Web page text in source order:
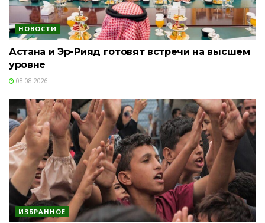
НОВОСТИ
Астана и Эр-Рияд готовят встречи на высшем
уровне
08.08.2026
ИЗБРАННОЕ